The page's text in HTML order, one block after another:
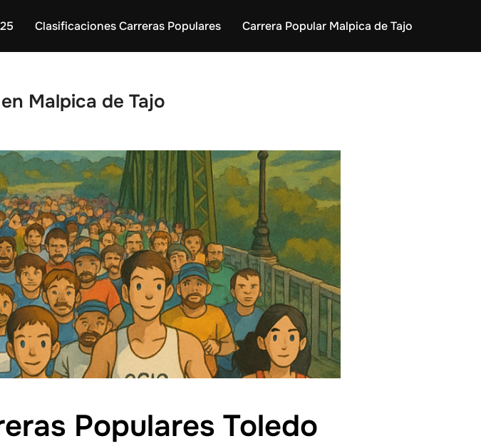
Clasificaciones Carreras Populares Carrera Popular Malpica de Tajo
Malpica de Tajo
Populares Toledo